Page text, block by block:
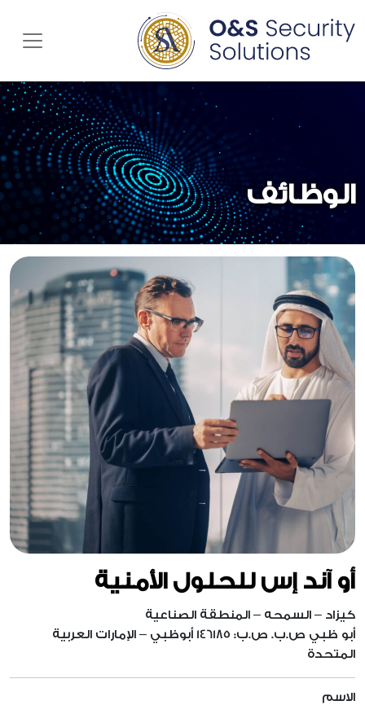
الوظائف
أو آند إس للحلول الأمنية
كيزاد – السمحه – المنطقة الصناعية
أبو ظبي ص.ب. ص.ب: 146185 أبوظبي – الإمارات العربية
المتحدة
الاسم